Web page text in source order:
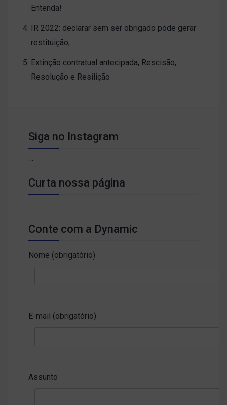
Entenda!
IR 2022: declarar sem ser obrigado pode gerar
restituição;
Extinção contratual antecipada, Rescisão,
Resolução e Resilição
Siga no Instagram
…
Curta nossa página
Conte com a Dynamic
Nome (obrigatório)
E-mail (obrigatório)
Assunto